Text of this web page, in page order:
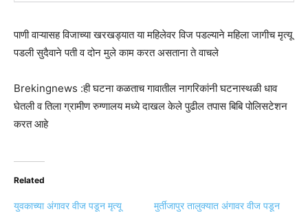
पाणी वाऱ्यासह विजाच्या खरखड्यात या महिलेवर विज पडल्याने महिला जागीच मृत्यू
पडली सुदैवाने पती व दोन मुले काम करत असताना ते वाचले
Brekingnews :ही घटना कळताच गावातील नागरिकांनी घटनास्थळी धाव
घेतली व तिला ग्रामीण रुग्णालय मध्ये दाखल केले पुढील तपास बिबि पोलिसटेशन
करत आहे
Related
युवकाच्या अंगावर वीज पडून मृत्यू
मुर्तीजापुर तालुक्यात अंगावर वीज पडून